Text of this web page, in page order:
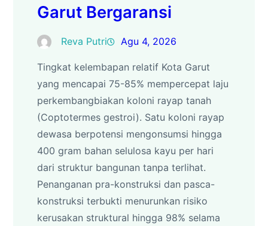
Garut Bergaransi
Reva Putri Agu 4, 2026
Tingkat kelembapan relatif Kota Garut
yang mencapai 75-85% mempercepat laju
perkembangbiakan koloni rayap tanah
(Coptotermes gestroi). Satu koloni rayap
dewasa berpotensi mengonsumsi hingga
400 gram bahan selulosa kayu per hari
dari struktur bangunan tanpa terlihat.
Penanganan pra-konstruksi dan pasca-
konstruksi terbukti menurunkan risiko
kerusakan struktural hingga 98% selama